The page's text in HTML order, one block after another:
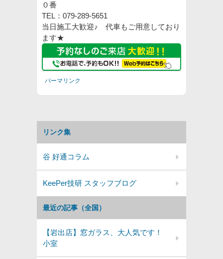
０番
TEL：079-289-5651
当日施工大歓迎♪ 代車もご用意しており
ます★
パーマリンク
最近の記事（全国）
【岩出店】窓ガラス、大人気です！
小室
リンク集
谷 好通コラム
KeePer技研 スタッフブログ